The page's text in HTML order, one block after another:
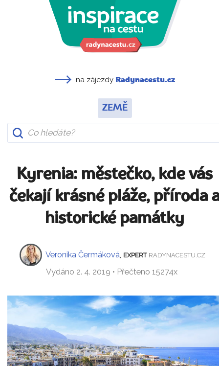
na zájezdy Radynacestu.cz
ZEMĚ
Kyrenia: městečko, kde vás
čekají krásné pláže, příroda
historické památky
Veronika Čermáková EXPERT RADYNACESTU.CZ
Vydáno 2. 4. 2019 • Přečteno 15274x